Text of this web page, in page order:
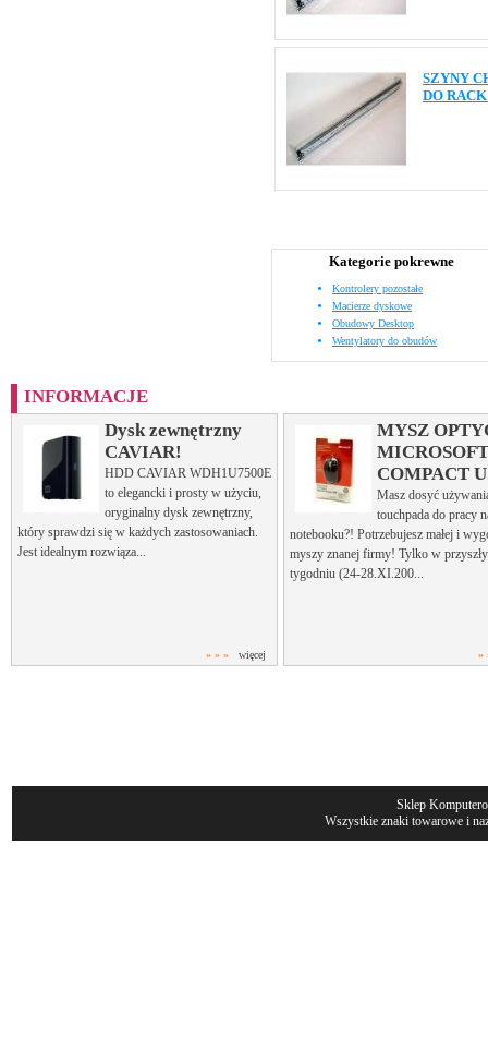
SZYNY
DO
Kategorie pokrewne
Kontrolery pozostałe
Macierze dyskowe
Obudowy Desktop
Wentylatory do obudów
INFORMACJE
Dysk zewnętrzny
CAVIAR!
HDD CAVIAR WDH1U7500E
to elegancki i prosty w użyciu,
oryginalny dysk zewnętrzny,
który sprawdzi się w każdych zastosowaniach.
Jest idealnym rozwiąza...
» » » więcej
MYSZ
MICROSOFT
COMPACT
Masz dosyć
touchpada do pracy
notebooku?! Potrzebujesz małej i
myszy znanej firmy! Tylko w
tygodniu (24-28.XI.200...
»
Sklep
Wszystkie znaki towarowe i